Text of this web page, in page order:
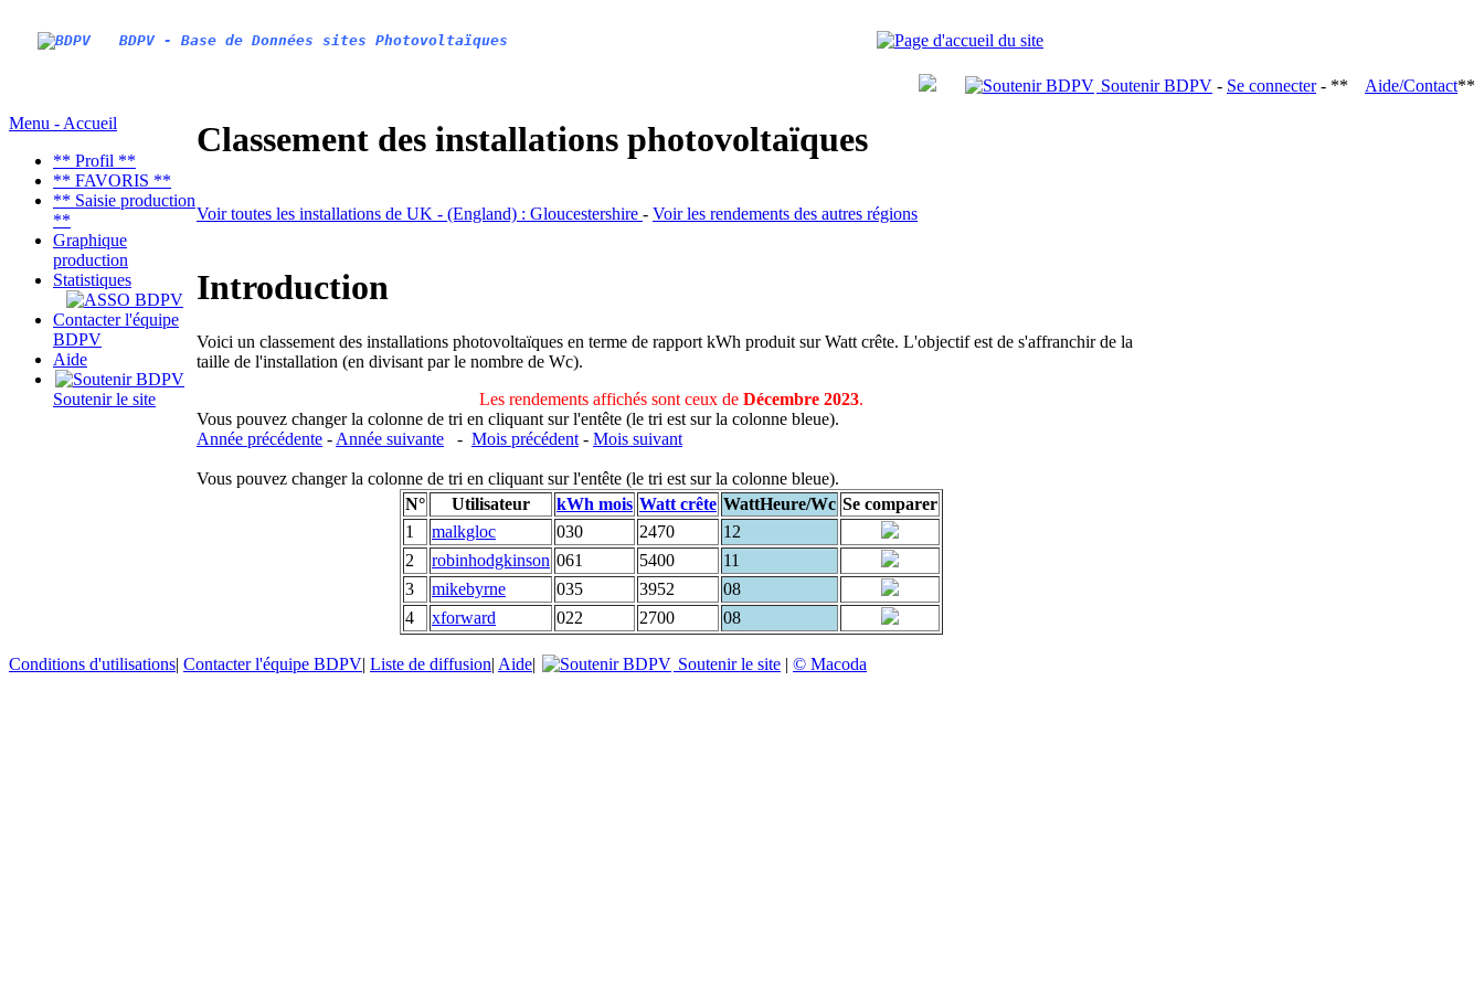
BDPV - Base de Données sites Photovoltaïques
Soutenir BDPV - Se connecter- ** Aide/Contact**
Menu - Accueil
** Profil **
** FAVORIS **
** Saisie production
**
Graphique
production
Statistiques
Contacter l'équipe
BDPV
Aide
Soutenir le site
Classement des installations photovoltaïques
Voir toutes les installations de UK - (England) : Gloucestershire - Voir les rendements des autres régions
Introduction
Voici un classement des installations photovoltaïques en terme de rapport kWh produit sur Watt crête. L'objectif est de s'affranchir de la
taille de l'installation (en divisant par le nombre de Wc).
Les rendements affichés sont ceux de Décembre 2023.
Vous pouvez changer la colonne de tri en cliquant sur l'entête (le tri est sur la colonne bleue).
Année précédente - Année suivante - Mois précédent - Mois suivant
Vous pouvez changer la colonne de tri en cliquant sur l'entête (le tri est sur la colonne bleue).
N°
Utilisateur kWh mois Watt crête WattHeure/Wc Se comparer
1
malkgloc 030 2470
12
2
robinhodgkinson 061 5400
11
3
mikebyrne 035 3952
08
4
xforward 022 2700 08
Conditions d'utilisations| Contacter l'équipe BDPV| Liste de diffusion| Aide| Soutenir le site | © Macoda